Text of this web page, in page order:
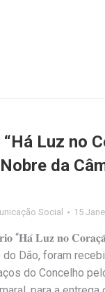
Luz no
da
Social 15
“𝐇𝐚́ 𝐋𝐮𝐳 𝐧𝐨
Dão, foram
do Concelho